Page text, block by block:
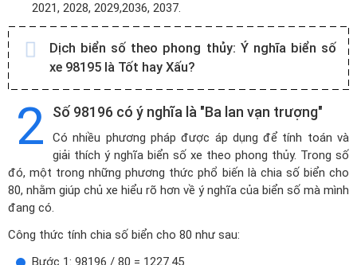
2021, 2028, 2029,2036, 2037.
Dịch biển số theo phong thủy: Ý nghĩa biển số
xe 98195 là Tốt hay Xấu?
2 Số 98196 có ý nghĩa là "Ba lan vạn trượng"
Có nhiều phương pháp được áp dụng để tính toán và
giải thích ý nghĩa biển số xe theo phong thủy. Trong số
đó, một trong những phương thức phổ biến là chia số biển cho
80, nhằm giúp chủ xe hiểu rõ hơn về ý nghĩa của biển số mà mình
đang có.
Công thức tính chia số biển cho 80 như sau:
Bước 1: 98196 / 80 = 1227.45